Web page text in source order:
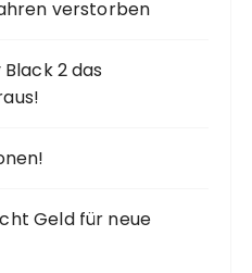
verstorben
2 das
Geld für neue